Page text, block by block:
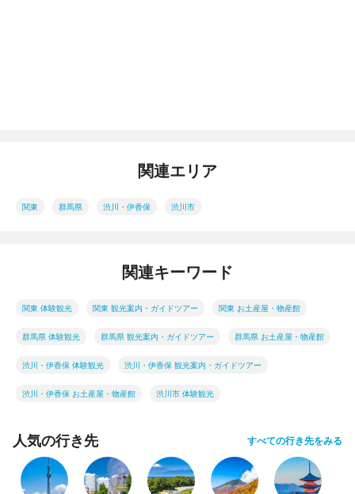
関連エリア
関東 群馬県 渋川・伊香保 渋川市
関連キーワード
関東 体験観光 関東 観光案内・ガイドツアー 関東 お土産屋・物産館
群馬県 体験観光 群馬県 観光案内・ガイドツアー 群馬県 お土産屋・物産館
渋川・伊香保 体験観光 渋川・伊香保 観光案内・ガイドツアー
渋川・伊香保 お土産屋・物産館 渋川市 体験観光
人気の行き先 すべての行き先をみる